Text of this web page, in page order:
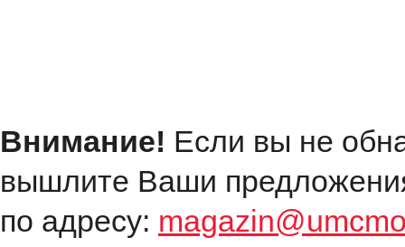
Внимание! Если вы не
вышлите Ваши
по адресу: